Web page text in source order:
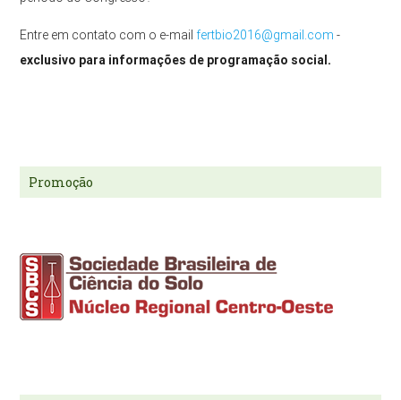
Entre em contato com o e-mailfertbio2016@gmail.com -
exclusivo para informações de programação social.
Promoção